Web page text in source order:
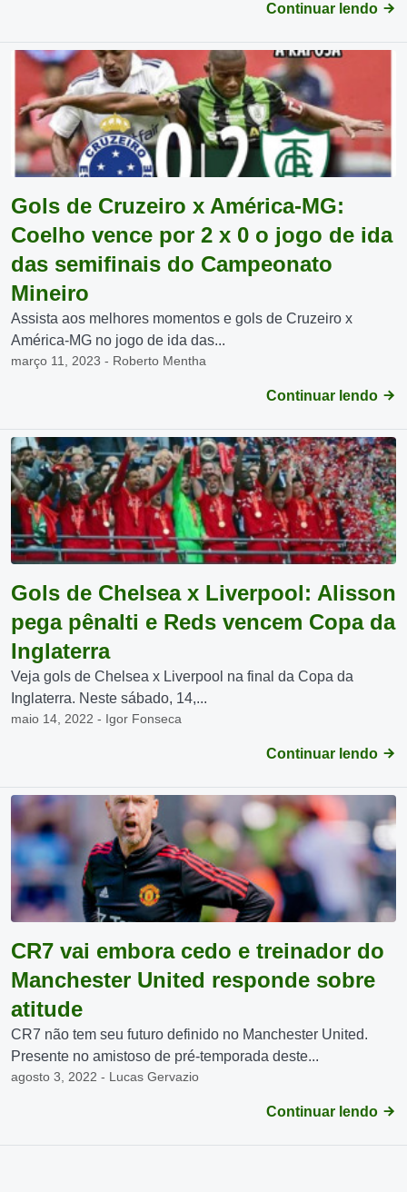
Continuar lendo
Gols de Cruzeiro x América-MG:
Coelho vence por 2 x 0 o jogo de ida
das semifinais do Campeonato
Mineiro
Assista aos melhores momentos e gols de Cruzeiro x
América-MG no jogo de ida das...
março 11, 2023 - Roberto Mentha
Continuar lendo
Gols de Chelsea x Liverpool: Alisson
pega pênalti e Reds vencem Copa da
Inglaterra
Veja gols de Chelsea x Liverpool na final da Copa da
Inglaterra. Neste sábado, 14,...
maio 14, 2022 - Igor Fonseca
Continuar lendo
CR7 vai embora cedo e treinador do
Manchester United responde sobre
atitude
CR7 não tem seu futuro definido no Manchester United.
Presente no amistoso de pré-temporada deste...
agosto 3, 2022 - Lucas Gervazio
Continuar lendo